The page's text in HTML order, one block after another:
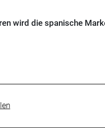
wird die spanische